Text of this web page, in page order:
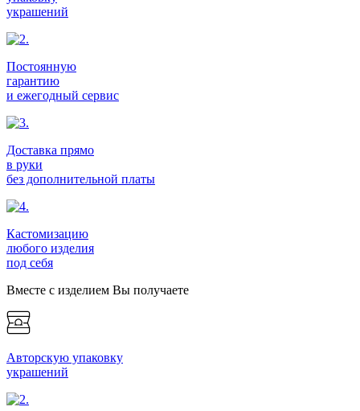
украшений
Постоянную
гарантию
и ежегодный сервис
Доставка прямо
в руки
без дополнительной платы
Кастомизацию
любого изделия
под себя
Вместе с изделием Вы получаете
Авторскую упаковку
украшений